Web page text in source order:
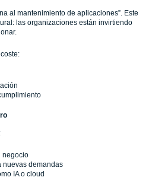
al mantenimiento de aplicaciones”. Este
las organizaciones están invirtiendo
negocio
nuevas demandas
IA o cloud